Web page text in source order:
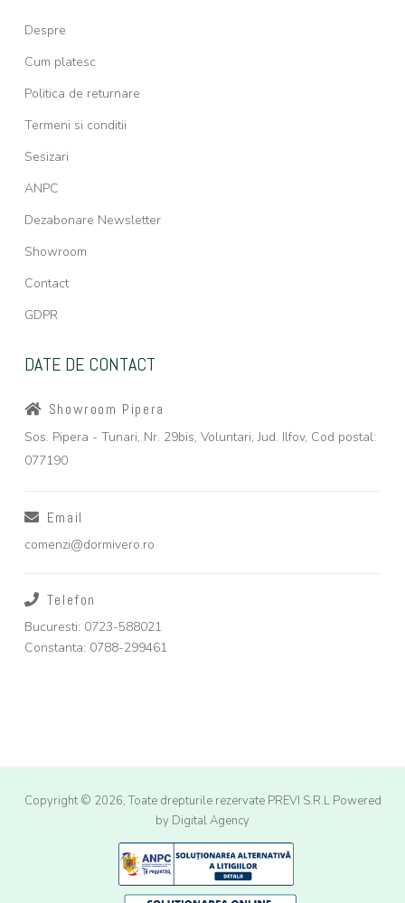
Despre
Cum platesc
Politica de returnare
Termeni si conditii
Sesizari
ANPC
Dezabonare Newsletter
Showroom
Contact
GDPR
DATE DE CONTACT
Showroom Pipera
Sos. Pipera - Tunari, Nr. 29bis, Voluntari, Jud. Ilfov, Cod postal:
077190
Email
comenzi@dormivero.ro
Telefon
Bucuresti: 0723-588021
Constanta: 0788-299461
Copyright © 2026, Toate drepturile rezervate PREVI S.R.L Powered
by Digital Agency